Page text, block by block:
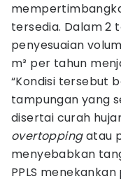
tersedia. Dalam 2
penyesuaian
m³ per tahun
“Kondisi tersebut
tampungan yang
disertai curah
overtoppingatau
menyebabkan
PPLS